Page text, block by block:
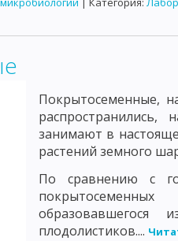
НА САЙТЕ
Покрытосеменные,
занимают в
растений земного
По сравнению с
образовавшегося
плодолистиков....